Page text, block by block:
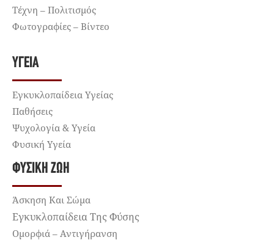
Τέχνη – Πολιτισμός
Φωτογραφίες – Βίντεο
ΥΓΕΊΑ
Εγκυκλοπαίδεια Υγείας
Παθήσεις
Ψυχολογία & Υγεία
Φυσική Υγεία
ΦΥΣΙΚΉ ΖΩΉ
Άσκηση Και Σώμα
Εγκυκλοπαίδεια Της Φύσης
Ομορφιά – Αντιγήρανση